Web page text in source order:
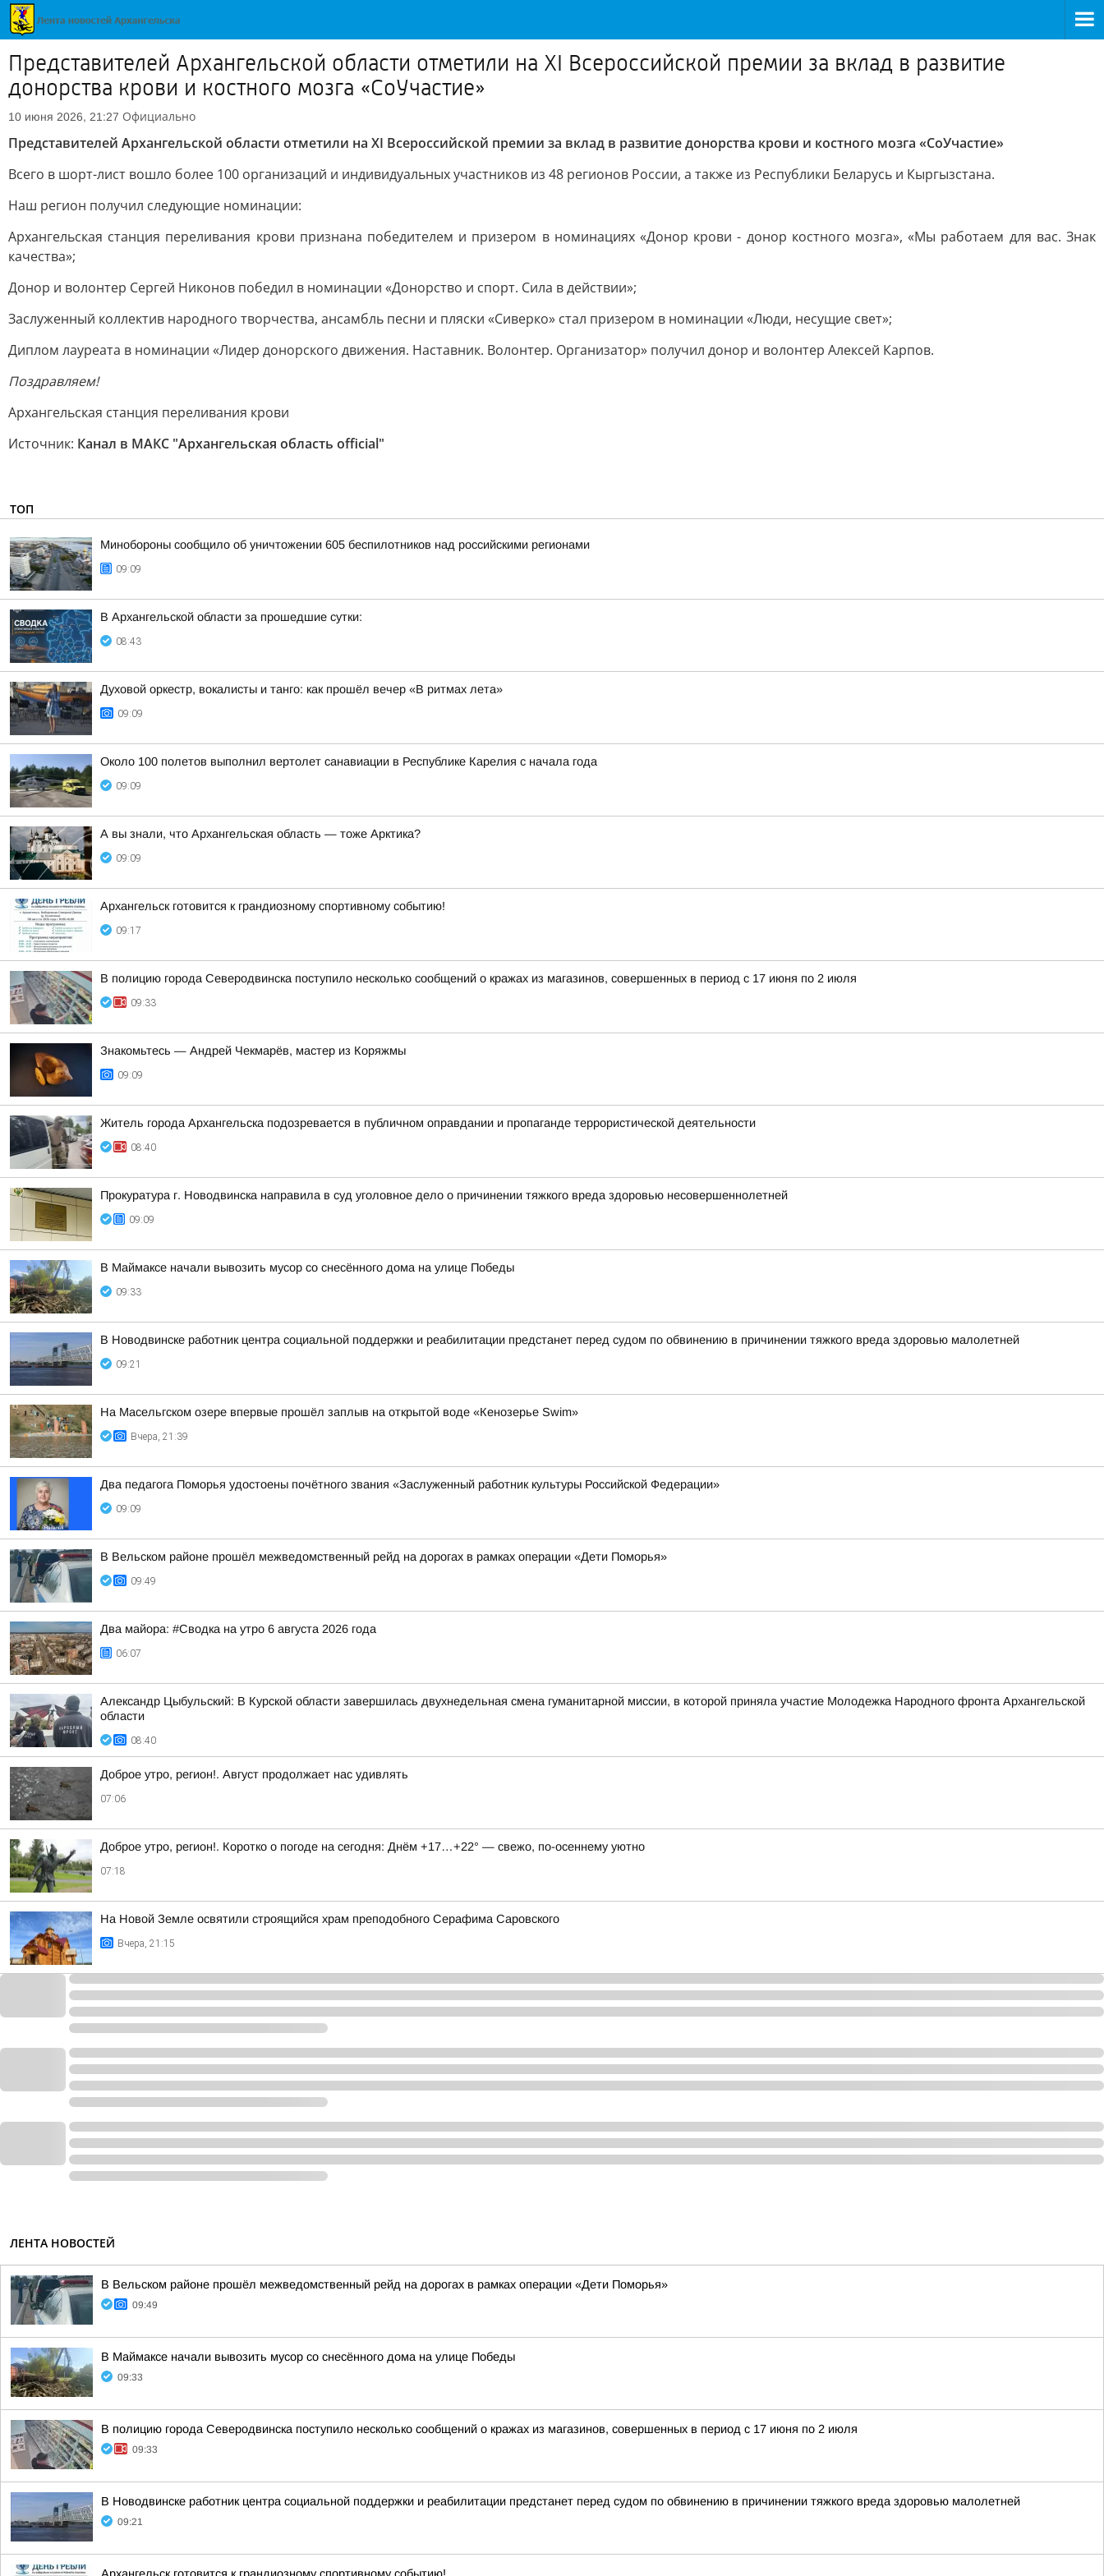
Представителей Архангельской области отметили на XI Всероссийской премии за вклад в развитие
донорства крови и костного мозга «СоУчастие»
10 июня 2026, 21:27 Официально
Представителей Архангельской области отметили на XI Всероссийской премии за вклад в развитие донорства крови и костного мозга «СоУчастие»
Всего в шорт-лист вошло более 100 организаций и индивидуальных участников из 48 регионов России, а также из Республики Беларусь и Кыргызстана.
Наш регион получил следующие номинации:
Архангельская станция переливания крови признана победителем и призером в номинациях «Донор крови - донор костного мозга», «Мы работаем для вас. Знак
качества»;
Донор и волонтер Сергей Никонов победил в номинации «Донорство и спорт. Сила в действии»;
Заслуженный коллектив народного творчества, ансамбль песни и пляски «Сиверко» стал призером в номинации «Люди, несущие свет»;
Диплом лауреата в номинации «Лидер донорского движения. Наставник. Волонтер. Организатор» получил донор и волонтер Алексей Карпов.
Поздравляем!
Архангельская станция переливания крови
Источник: Канал в МАКС "Архангельская область official"
ТОП
Минобороны сообщило об уничтожении 605 беспилотников над российскими регионами
09:09
В Архангельской области за прошедшие сутки:
08:43
Духовой оркестр, вокалисты и танго: как прошёл вечер «В ритмах лета»
09:09
Около 100 полетов выполнил вертолет санавиации в Республике Карелия с начала года
09:09
А вы знали, что Архангельская область — тоже Арктика?
09:09
Архангельск готовится к грандиозному спортивному событию!
09:17
В полицию города Северодвинска поступило несколько сообщений о кражах из магазинов, совершенных в период с 17 июня по 2 июля
09:33
Знакомьтесь — Андрей Чекмарёв, мастер из Коряжмы
09:09
Житель города Архангельска подозревается в публичном оправдании и пропаганде террористической деятельности
08:40
Прокуратура г. Новодвинска направила в суд уголовное дело о причинении тяжкого вреда здоровью несовершеннолетней
09:09
В Маймаксе начали вывозить мусор со снесённого дома на улице Победы
09:33
В Новодвинске работник центра социальной поддержки и реабилитации предстанет перед судом по обвинению в причинении тяжкого вреда здоровью малолетней
09:21
На Масельгском озере впервые прошёл заплыв на открытой воде «Кенозерье Swim»
Вчера, 21:39
Два педагога Поморья удостоены почётного звания «Заслуженный работник культуры Российской Федерации»
09:09
В Вельском районе прошёл межведомственный рейд на дорогах в рамках операции «Дети Поморья»
09:49
Два майора: #Сводка на утро 6 августа 2026 года
06:07
Александр Цыбульский: В Курской области завершилась двухнедельная смена гуманитарной миссии, в которой приняла участие Молодежка Народного фронта Архангельской
области
08:40
Доброе утро, регион!. Август продолжает нас удивлять
07:06
Доброе утро, регион!. Коротко о погоде на сегодня: Днём +17…+22° — свежо, по-осеннему уютно
07:18
На Новой Земле освятили строящийся храм преподобного Серафима Саровского
Вчера, 21:15
ЛЕНТА НОВОСТЕЙ
В Вельском районе прошёл межведомственный рейд на дорогах в рамках операции «Дети Поморья»
09:49
В Маймаксе начали вывозить мусор со снесённого дома на улице Победы
09:33
В полицию города Северодвинска поступило несколько сообщений о кражах из магазинов, совершенных в период с 17 июня по 2 июля
09:33
В Новодвинске работник центра социальной поддержки и реабилитации предстанет перед судом по обвинению в причинении тяжкого вреда здоровью малолетней
09:21